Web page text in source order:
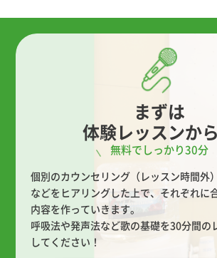
まずは
体験レッスンか
無料でしっかり30分
個別のカウンセリング（レッスン時間外
などをヒアリングした上で、 それぞれに
内容を作っていきます。
呼吸法や発声法など歌の基礎を30分間の
してください！